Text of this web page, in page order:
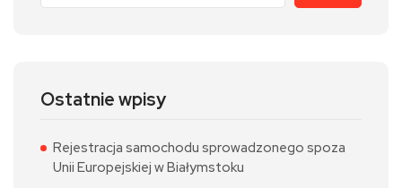
Ostatnie wpisy
Rejestracja samochodu sprowadzonego spoza
Unii Europejskiej w Białymstoku